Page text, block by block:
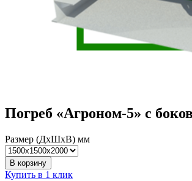
Погреб «Агроном-5» с
Размер (ДхШхВ) мм
В корзину
Купить в 1 клик